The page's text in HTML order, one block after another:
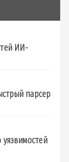
ИИ-
парсер